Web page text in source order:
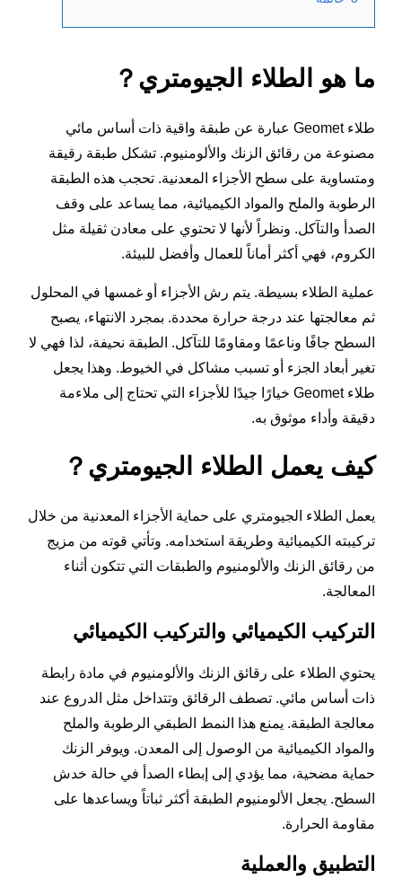
ما هو الطلاء الجيومتري？
طلاء Geomet عبارة عن طبقة واقية ذات أساس مائي
مصنوعة من رقائق الزنك والألومنيوم. تشكل طبقة رقيقة
ومتساوية على سطح الأجزاء المعدنية. تحجب هذه الطبقة
الرطوبة والملح والمواد الكيميائية، مما يساعد على وقف
الصدأ والتآكل. ونظراً لأنها لا تحتوي على معادن ثقيلة مثل
الكروم، فهي أكثر أماناً للعمال وأفضل للبيئة.
عملية الطلاء بسيطة. يتم رش الأجزاء أو غمسها في المحلول
ثم معالجتها عند درجة حرارة محددة. بمجرد الانتهاء، يصبح
السطح جافًا وناعمًا ومقاومًا للتآكل. الطبقة نحيفة، لذا فهي لا
تغير أبعاد الجزء أو تسبب مشاكل في الخيوط. وهذا يجعل
طلاء Geomet خيارًا جيدًا للأجزاء التي تحتاج إلى ملاءمة
دقيقة وأداء موثوق به.
كيف يعمل الطلاء الجيومتري？
يعمل الطلاء الجيومتري على حماية الأجزاء المعدنية من خلال
تركيبته الكيميائية وطريقة استخدامه. وتأتي قوته من مزيج
من رقائق الزنك والألومنيوم والطبقات التي تتكون أثناء
المعالجة.
التركيب الكيميائي والتركيب الكيميائي
يحتوي الطلاء على رقائق الزنك والألومنيوم في مادة رابطة
ذات أساس مائي. تصطف الرقائق وتتداخل مثل الدروع عند
معالجة الطبقة. يمنع هذا النمط الطبقي الرطوبة والملح
والمواد الكيميائية من الوصول إلى المعدن. ويوفر الزنك
حماية مضحية، مما يؤدي إلى إبطاء الصدأ في حالة خدش
السطح. يجعل الألومنيوم الطبقة أكثر ثباتاً ويساعدها على
مقاومة الحرارة.
التطبيق والعملية